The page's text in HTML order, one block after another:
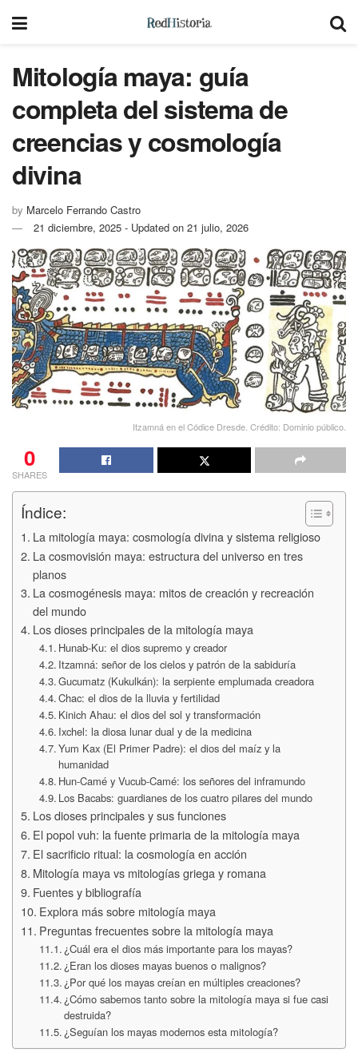
Mitología maya: guía
completa del sistema de
creencias y cosmología
divina
by Marcelo Ferrando Castro
21 diciembre, 2025 - Updated on 21 julio, 2026
Itzamná en el Códice Dresde. Crédito: Dominio público.
0
SHARES
Índice:
La mitología maya: cosmología divina y sistema religioso
La cosmovisión maya: estructura del universo en tres
planos
La cosmogénesis maya: mitos de creación y recreación
del mundo
Los dioses principales de la mitología maya
Hunab-Ku: el dios supremo y creador
Itzamná: señor de los cielos y patrón de la sabiduría
Gucumatz (Kukulkán): la serpiente emplumada creadora
Chac: el dios de la lluvia y fertilidad
Kinich Ahau: el dios del sol y transformación
Ixchel: la diosa lunar dual y de la medicina
Yum Kax (El Primer Padre): el dios del maíz y la
humanidad
Hun-Camé y Vucub-Camé: los señores del inframundo
Los Bacabs: guardianes de los cuatro pilares del mundo
Los dioses principales y sus funciones
El popol vuh: la fuente primaria de la mitología maya
El sacrificio ritual: la cosmología en acción
Mitología maya vs mitologías griega y romana
Fuentes y bibliografía
Explora más sobre mitología maya
Preguntas frecuentes sobre la mitología maya
¿Cuál era el dios más importante para los mayas?
¿Eran los dioses mayas buenos o malignos?
¿Por qué los mayas creían en múltiples creaciones?
¿Cómo sabemos tanto sobre la mitología maya si fue casi
destruida?
¿Seguían los mayas modernos esta mitología?